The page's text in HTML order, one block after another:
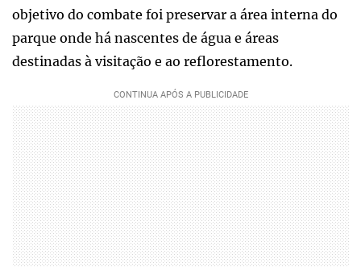
objetivo do combate foi preservar a área interna do
parque onde há nascentes de água e áreas
destinadas à visitação e ao reflorestamento.